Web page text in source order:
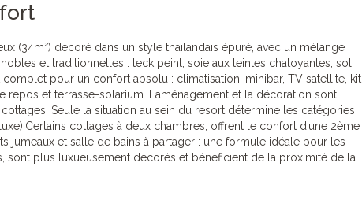
(34m²) décoré dans un style thaïlandais épuré, avec un mélange
et traditionnelles : teck peint, soie aux teintes chatoyantes, sol
pour un confort absolu : climatisation, minibar, TV satellite, kit
et terrasse-solarium. L’aménagement et la décoration sont
Seule la situation au sein du resort détermine les catégories
cottages à deux chambres, offrent le confort d’une 2ème
jumeaux et salle de bains à partager : une formule idéale pour les
sont plus luxueusement décorés et bénéficient de la proximité de la